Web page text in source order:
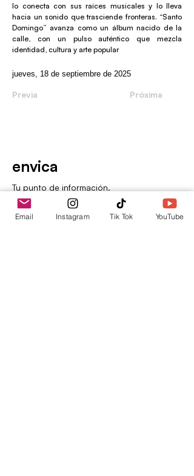
lo conecta con sus raíces musicales y lo lleva
hacia un sonido que trasciende fronteras. “Santo
Domingo” avanza como un álbum nacido de la
calle, con un pulso auténtico que mezcla
identidad, cultura y arte popular
jueves, 18 de septiembre de 2025
Previa Próxima
envica
Tu punto de información.
Email Instagram Tik Tok YouTube